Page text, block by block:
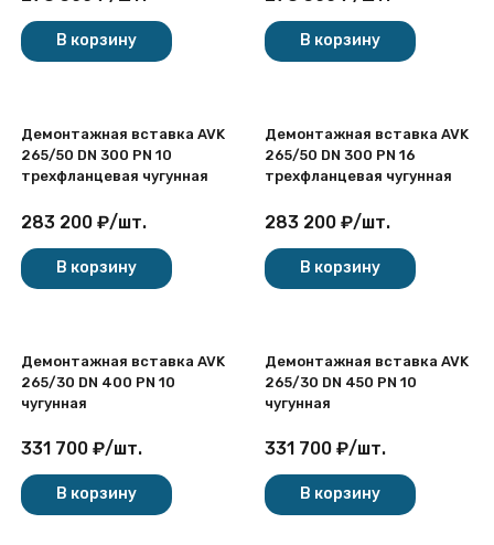
В корзину В корзину
Демонтажная вставка AVK
265/50 DN 300 PN 10
трехфланцевая чугунная
283 200 ₽/шт.
В корзину
Демонтажная вставка AVK
265/50 DN 300 PN 16
трехфланцевая чугунная
283 200 ₽/шт.
В корзину
Демонтажная вставка AVK
265/30 DN 400 PN 10
чугунная
331 700 ₽/шт.
В корзину
Демонтажная вставка AVK
265/30 DN 450 PN 10
чугунная
331 700 ₽/шт.
В корзину